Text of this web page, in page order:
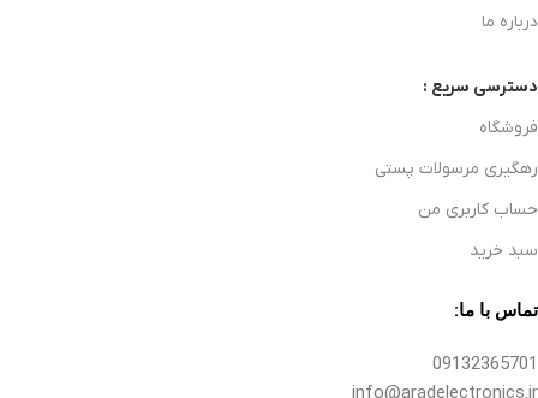
درباره ما
دسترسی سریع :
فروشگاه
رهگیری مرسولات پستی
حساب کاربری من
سبد خرید
تماس با ما:
09132365701
info@aradelectronics.ir